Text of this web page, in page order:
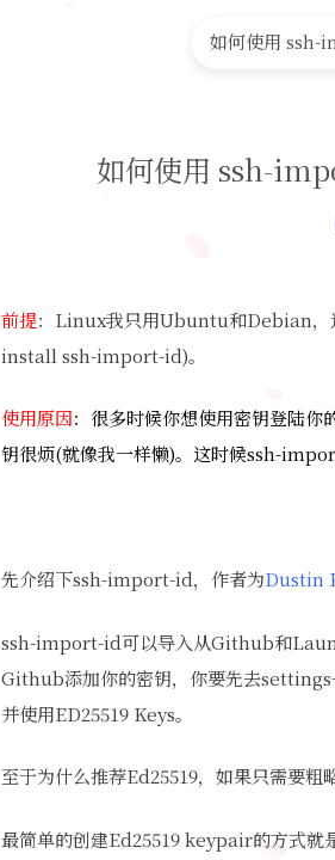
如何使用 ssh-
如何使用 ssh-
前提：Linux我只用Ubuntu和Debian
install ssh-import-id)。
使用原因：很多时候你想使用密钥登陆
钥很烦(就像我一样懒)。这时候ssh-
先介绍下ssh-import-id，作者为Dustin
ssh-import-id可以导入从Github和
Github添加你的密钥，你要先去
并使用ED25519 Keys。
至于为什么推荐Ed25519，如果只需要粗
最简单的创建Ed25519 keypair的方式